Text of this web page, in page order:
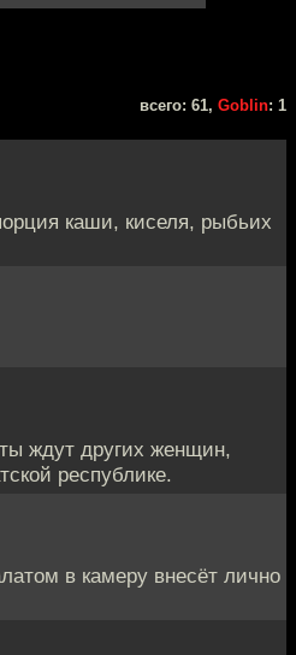
всего: 61, Goblin: 1
каши, киселя, рыбьих
ждут других женщин,
республике.
в камеру внесёт лично